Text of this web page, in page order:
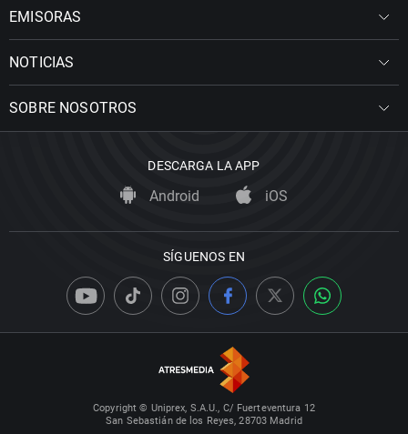
EMISORAS
NOTICIAS
SOBRE NOSOTROS
DESCARGA LA APP
Android iOS
SÍGUENOS EN
Copyright © Uniprex, S.A.U., C/ Fuerteventura 12
San Sebastián de los Reyes, 28703 Madrid